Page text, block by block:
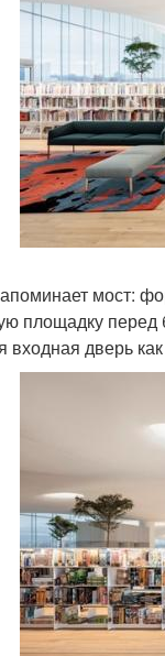
мост:
перед
входная дверь